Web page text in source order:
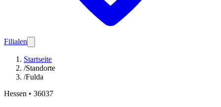
Filialen
Startseite
/Standorte
/Fulda
Hessen • 36037